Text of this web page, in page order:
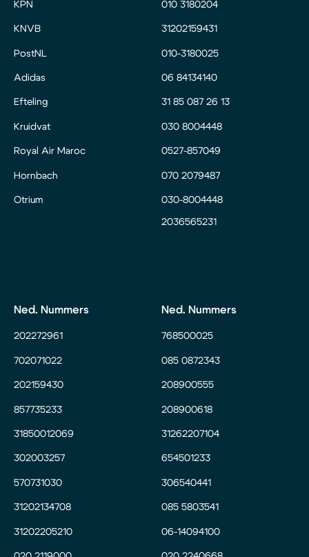
KPN
KNVB
PostNL
Adidas
Efteling
Kruidvat
Royal Air Maroc
Hornbach
Otrium
010 3180204
31202159431
010-3180025
06 84134140
31 85 087 26 13
030 8004448
0527-857049
070 2079487
030-8004448
2036565231
Ned. Nummers
202272961
702071022
202159430
857735233
31850012069
302003257
570731030
31202134708
31202205210
Ned. Nummers
768500025
085 0872343
208900555
208900618
31262207104
654501233
306540441
085 5803541
06-14094100